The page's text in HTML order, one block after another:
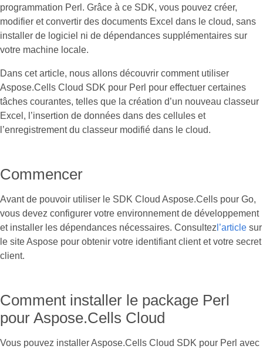
programmation Perl. Grâce à ce SDK, vous pouvez créer,
modifier et convertir des documents Excel dans le cloud, sans
installer de logiciel ni de dépendances supplémentaires sur
votre machine locale.
Dans cet article, nous allons découvrir comment utiliser
Aspose.Cells Cloud SDK pour Perl pour effectuer certaines
tâches courantes, telles que la création d’un nouveau classeur
Excel, l’insertion de données dans des cellules et
l’enregistrement du classeur modifié dans le cloud.
Commencer
Avant de pouvoir utiliser le SDK Cloud Aspose.Cells pour Go,
vous devez configurer votre environnement de développement
et installer les dépendances nécessaires. Consultez l’article sur
le site Aspose pour obtenir votre identifiant client et votre secret
client.
Comment installer le package Perl
pour Aspose.Cells Cloud
Vous pouvez installer Aspose.Cells Cloud SDK pour Perl avec